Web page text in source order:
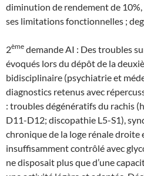
diminution de rendement de
ses limitations fonctionnelles ;
2ème demande AI : Des troubles
évoqués lors du dépôt de la
bidisciplinaire (psychiatrie et
diagnostics retenus avec
: troubles dégénératifs du rachis
D11-D12; discopathie L5-S1),
chronique de la loge rénale droite
insuffisamment contrôlé avec
ne disposait plus que d’une